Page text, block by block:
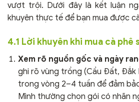
vượt trội. Dưới đây là kết luận
khuyên thực tế để bạn mua được
4.1 Lời khuyên khi mua cà phê
Xem rõ nguồn gốc và ngày
ghi rõ vùng trồng (Cầu Đất, Đắk
trong vòng 2–4 tuần để đảm
Mình thường chọn gói có nhãn